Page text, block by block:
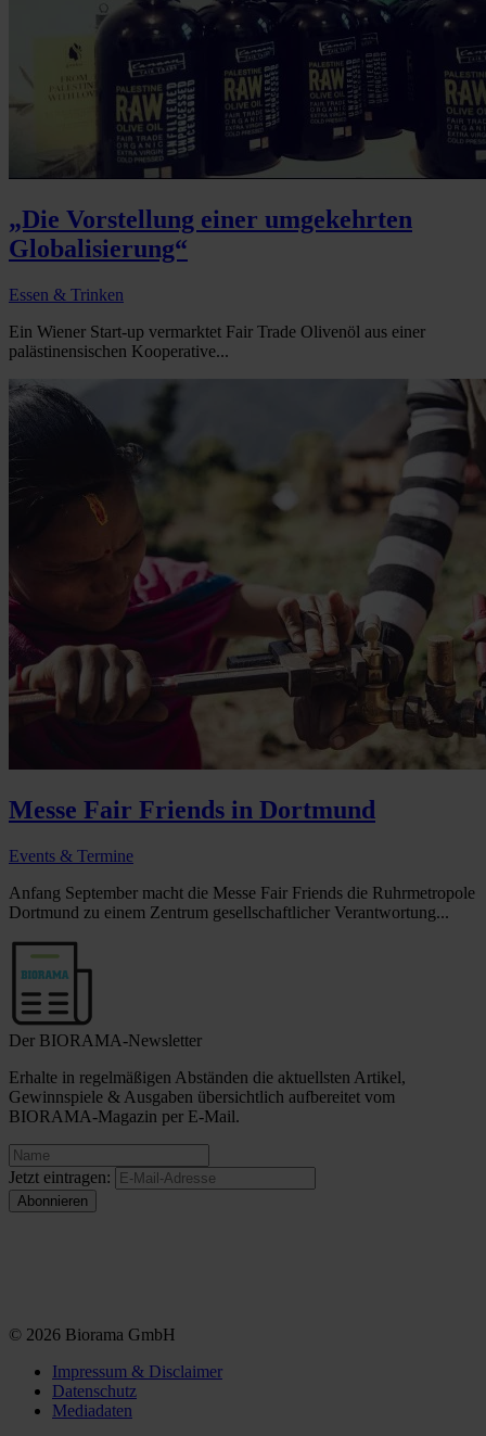
„Die Vorstellung einer umgekehrten
Globalisierung“
Essen & Trinken
Ein Wiener Start-up vermarktet Fair Trade Olivenöl aus einer
palästinensischen Kooperative...
Messe Fair Friends in Dortmund
Events & Termine
Anfang September macht die Messe Fair Friends die Ruhrmetropole
Dortmund zu einem Zentrum gesellschaftlicher Verantwortung...
Der BIORAMA-Newsletter
Erhalte in regelmäßigen Abständen die aktuellsten Artikel,
Gewinnspiele & Ausgaben übersichtlich aufbereitet vom
BIORAMA-Magazin per E-Mail.
Jetzt eintragen:
© 2026 Biorama GmbH
Impressum & Disclaimer
Datenschutz
Mediadaten